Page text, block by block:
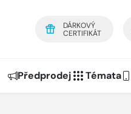
DÁRKOVÝ
CERTIFIKÁT
Předprodej Témata